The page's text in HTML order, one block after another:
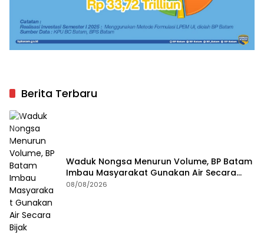
Berita Terbaru
Waduk Nongsa Menurun Volume, BP Batam
Imbau Masyarakat Gunakan Air Secara
Bijak
08/08/2026